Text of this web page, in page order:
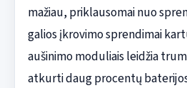
mažiau, priklausomai nuo
galios įkrovimo sprendimai
aušinimo moduliais leidžia
atkurti daug procentų